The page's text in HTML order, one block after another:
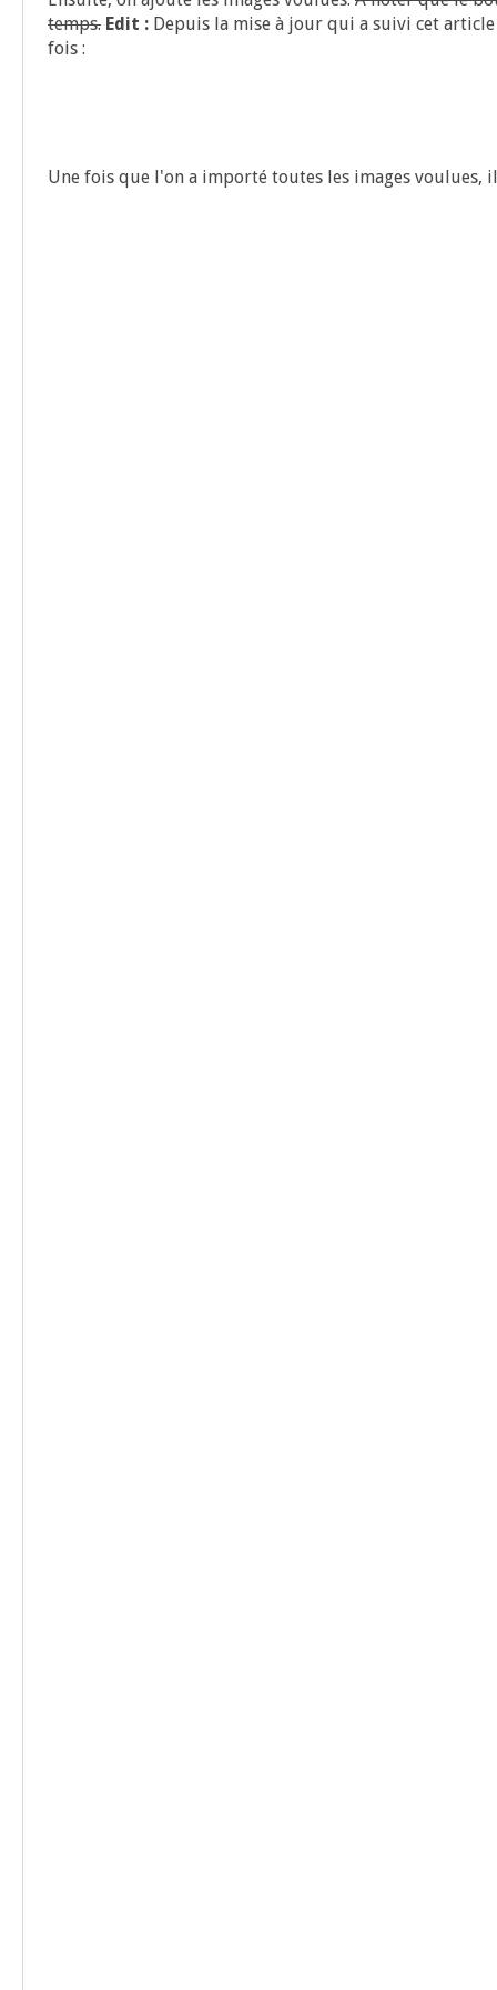
temps. Edit : Depuis la mise à jour qui a sui­vi cet
fois :
Une fois que l'on a impor­té toutes les images vou­lues,